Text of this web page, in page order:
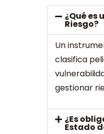
¿Qué es
Riesgo?
Un
clasifica
gestionar
¿Es
Estado